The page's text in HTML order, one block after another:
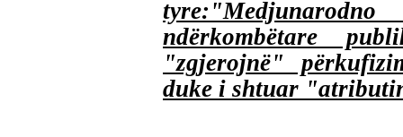
ndërkombëtare
"zgjerojnë"
duke i shtuar